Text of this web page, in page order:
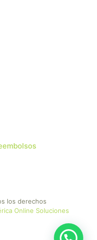
los derechos
Online Soluciones